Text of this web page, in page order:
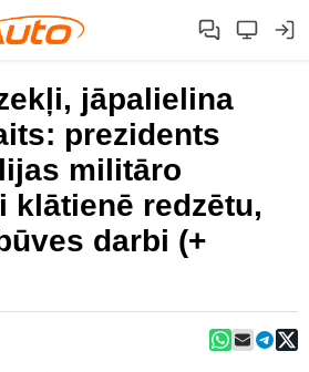
jāpalielina
prezidents
militāro
klātienē redzētu,
darbi (+